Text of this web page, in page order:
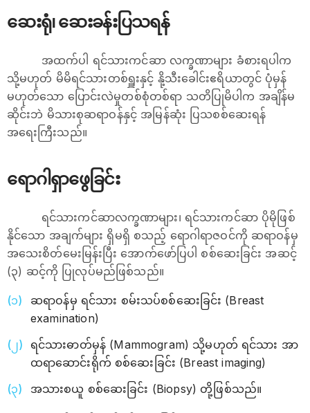
ဆေးရုံ၊ ဆေးခန်းပြသရန်
အထက်ပါ ရင်သားကင်ဆာ လက္ခဏာများ ခံစားရပါက
သို့မဟုတ် မိမိရင်သားတစ်ရှူးနှင့် နို့သီးခေါင်းဧရိယာတွင် ပုံမှန်
မဟုတ်သော ပြောင်းလဲမှုတစ်စုံတစ်ရာ သတိပြုမိပါက အချိန်မ
ဆိုင်းဘဲ မိသားစုဆရာဝန်နှင့် အမြန်ဆုံး ပြသစစ်ဆေးရန်
အရေးကြီးသည်။
ရောဂါရှာဖွေခြင်း
ရင်သားကင်ဆာလက္ခဏာများ၊ ရင်သားကင်ဆာ ပိုမိုဖြစ်
နိုင်သော အချက်များ ရှိမရှိ စသည့် ရောဂါရာဇဝင်ကို ဆရာဝန်မှ
အသေးစိတ်မေးမြန်းပြီး အောက်ဖော်ပြပါ စစ်ဆေးခြင်း အဆင့်
(၃) ဆင့်ကို ပြုလုပ်မည်ဖြစ်သည်။
ဆရာဝန်မှ ရင်သား စမ်းသပ်စစ်ဆေးခြင်း (Breast
examination)
ရင်သားဓာတ်မှန် (Mammogram) သို့မဟုတ် ရင်သား အာ
ထရာဆောင်းရိုက် စစ်ဆေးခြင်း (Breast imaging)
အသားစယူ စစ်ဆေးခြင်း (Biopsy) တို့ဖြစ်သည်။